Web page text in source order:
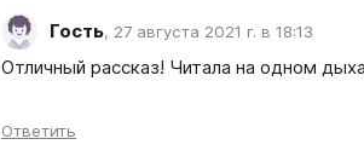
Гость, 27 августа 2021 г. в 18:13
Отличный рассказ! Читала на одном
Ответить